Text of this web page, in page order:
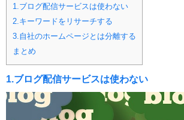
1.ブログ配信サービスは使わない
2.キーワードをリサーチする
3.自社のホームページとは分離する
まとめ
1.ブログ配信サービスは使わない